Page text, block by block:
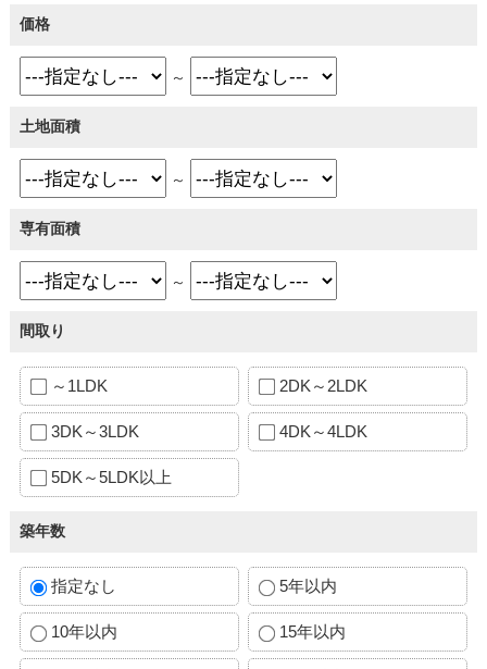
価格
～
土地面積
～
専有面積
～
間取り
～1LDK 2DK～2LDK
3DK～3LDK 4DK～4LDK
5DK～5LDK以上
築年数
指定なし 5年以内
10年以内 15年以内